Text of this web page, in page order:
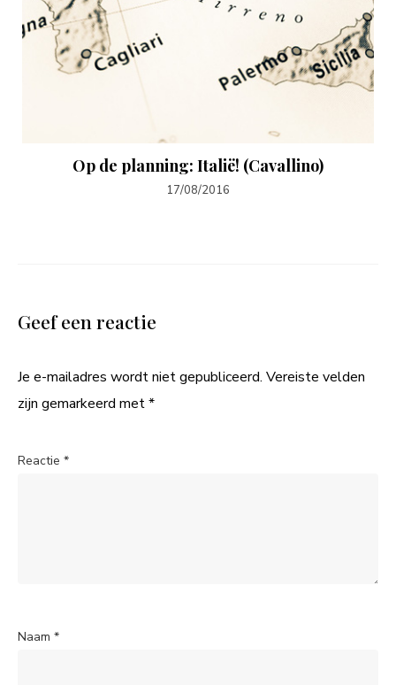
Op de planning: Italië! (Cavallino)
17/08/2016
Geef een reactie
Je e-mailadres wordt niet gepubliceerd. Vereiste velden
zijn gemarkeerd met*
Reactie *
Naam *